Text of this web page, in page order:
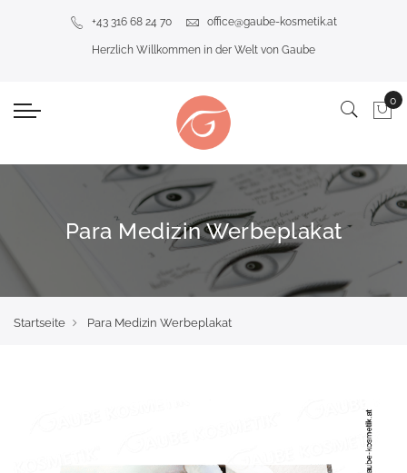
+43 316 68 24 70 office@gaube-kosmetik.at
Herzlich Willkommen in der Welt von Gaube
Para Medizin Werbeplakat
Startseite Para Medizin Werbeplakat